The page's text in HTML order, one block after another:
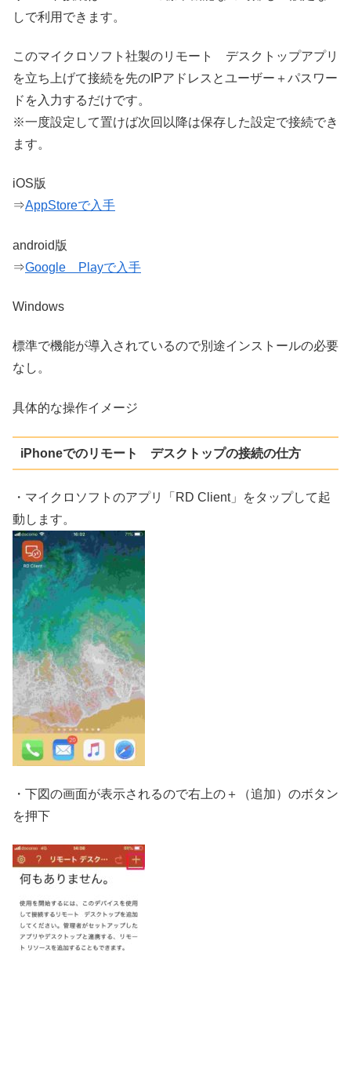
しで利用できます。
このマイクロソフト社製のリモート デスクトップアプリ
を立ち上げて接続を先のIPアドレスとユーザー＋パスワー
ドを入力するだけです。
※一度設定して置けば次回以降は保存した設定で接続でき
ます。
iOS版
⇒AppStoreで入手
android版
⇒Google Playで入手
Windows
標準で機能が導入されているので別途インストールの必要
なし。
具体的な操作イメージ
iPhoneでのリモート デスクトップの接続の仕方
・マイクロソフトのアプリ「RD Client」をタップして起
動します。
・下図の画面が表示されるので右上の＋（追加）のボタン
を押下